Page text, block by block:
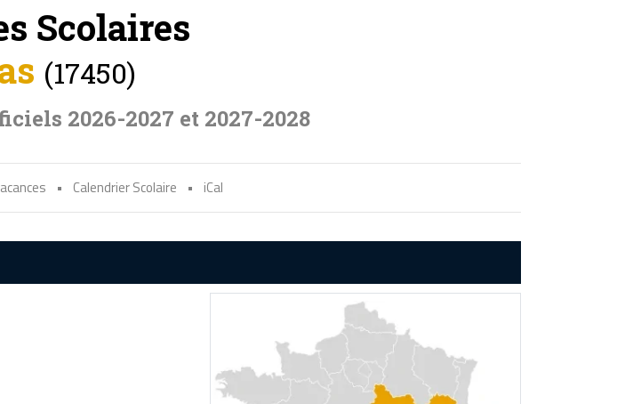
Scolaires
(17450)
2026-2027 et 2027-2028
• Calendrier Scolaire • iCal